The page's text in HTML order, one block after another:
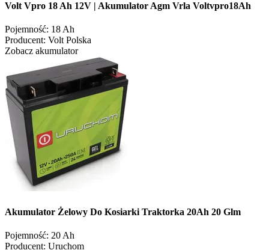
Volt Vpro 18 Ah 12V | Akumulator Agm Vrla Voltvpro18Ah
Pojemność: 18 Ah
Producent: Volt Polska
Zobacz akumulator
Akumulator Żelowy Do Kosiarki Traktorka 20Ah 20 Glm
Pojemność: 20 Ah
Producent: Uruchom